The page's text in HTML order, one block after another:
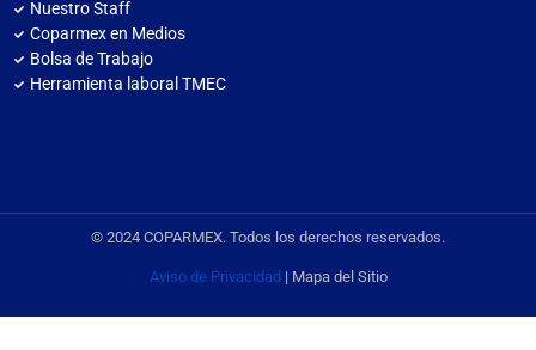
Nuestro Staff
Coparmex en Medios
Bolsa de Trabajo
Herramienta laboral TMEC
© 2024 COPARMEX. Todos los derechos reservados.
Aviso de Privacidad | Mapa del Sitio